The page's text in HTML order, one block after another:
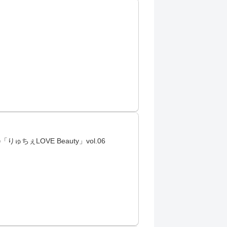
りゅちぇLOVE Beauty」vol.06